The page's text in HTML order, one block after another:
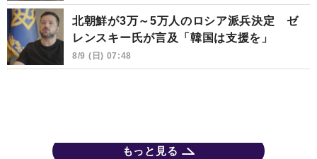
北朝鮮が3万～5万人のロシア派兵決定 ゼ
レンスキー氏が言及「韓国は支援を」
8/9 (日) 07:48
もっと見る